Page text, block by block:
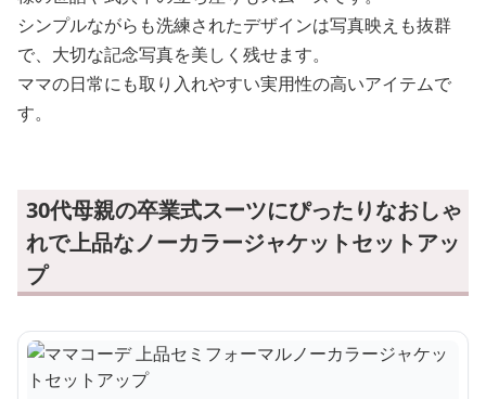
シンプルながらも洗練されたデザインは写真映えも抜群
で、大切な記念写真を美しく残せます。
ママの日常にも取り入れやすい実用性の高いアイテムで
す。
30代母親の卒業式スーツにぴったりなおしゃ
れで上品なノーカラージャケットセットアッ
プ